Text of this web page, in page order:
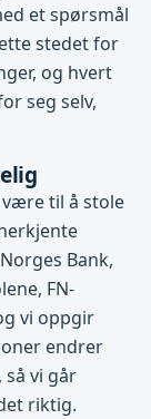
et spørsmål
stedet for
og hvert
seg selv,
til å stole
Bank,
FN-
vi oppgir
endrer
vi går
riktig.